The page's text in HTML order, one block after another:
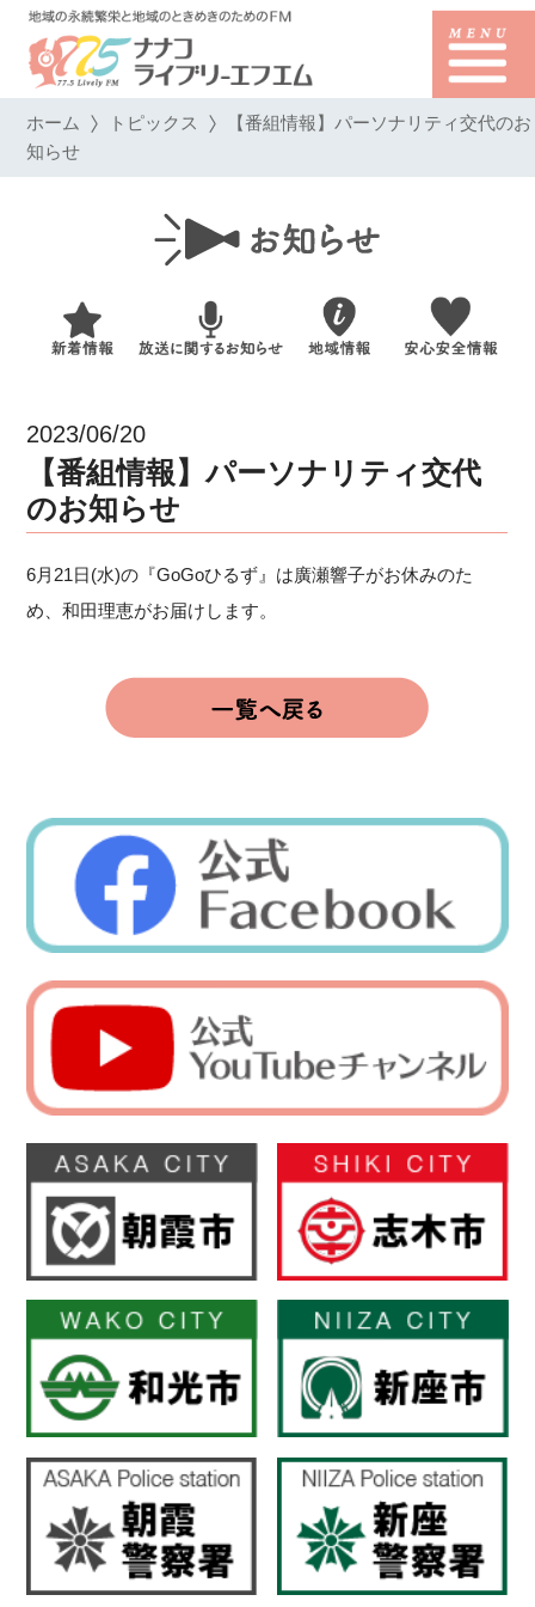
ホーム トピックス 【番組情報】パーソナリティ交代のお
知らせ
2023/06/20
【番組情報】パーソナリティ交代
のお知らせ
6月21日(水)の『GoGoひるず』は廣瀬響子がお休みのた
め、和田理恵がお届けします。